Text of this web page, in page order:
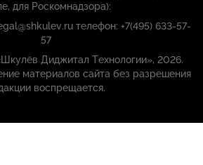
для Роскомнадзора):
телефон: +7(495) 633-57-
57
Диджитал Технологии», 2026.
материалов сайта без разрешения
воспрещается.